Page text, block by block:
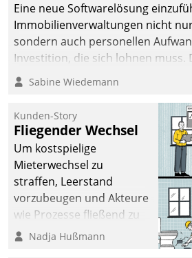
Eine neue Softwarelösung
Immobilienverwaltungen nicht
sondern auch personellen
Investition, die sich lohnen muss.
nachhaltige Optimierung der
dieses Ziel erreicht wird, sollten
Sabine Wiedemann
Kunden-Story
Fliegender Wechsel
Um kostspielige
Mieterwechsel zu
straffen, Leerstand
vorzubeugen und Akteure
wie Prozesse fließend zu
vernetzen, nutzt die
Nadja Hußmann